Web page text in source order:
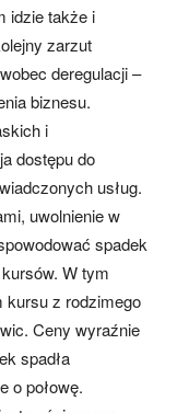
idzie także i
zarzut
deregulacji –
biznesu.
i
dostępu do
usług.
uwolnienie w
spadek
W tym
kursu z rodzimego
Ceny wyraźnie
spadła
o połowę.